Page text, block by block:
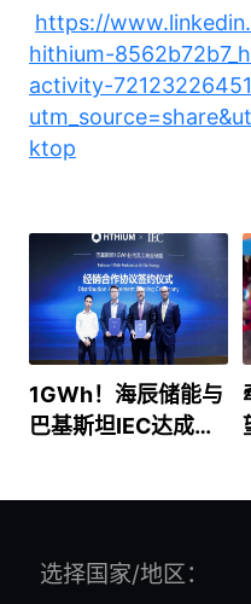
https://
hithium-
activity-
ktop
1GWh！海辰储能与
巴基斯坦IEC达成能
选择国家/地区：